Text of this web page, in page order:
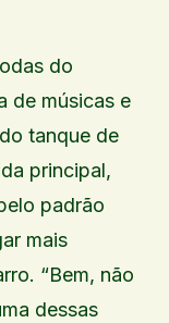
do
de músicas e
tanque de
principal,
padrão
mais
“Bem, não
dessas